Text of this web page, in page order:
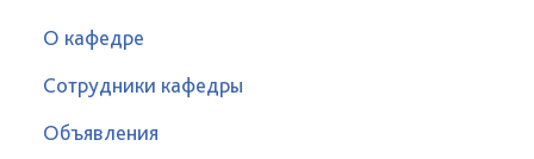
О кафедре
Сотрудники кафедры
Объявления